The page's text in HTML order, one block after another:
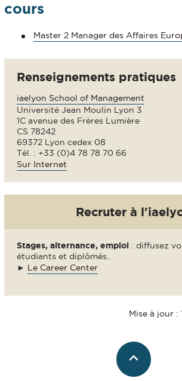
cours
Master 2 Manager des Affaires
Renseignements pratiques
iaelyon School of Management
Université Jean Moulin Lyon 3
1C avenue des Frères Lumière
CS 78242
69372 Lyon cedex 08
Tél. : +33 (0)4 78 78 70 66
Sur Internet
Recruter à
Stages, alternance, emploi : diffusez
étudiants et diplômés..
► Le Career Center
Mise à jour :